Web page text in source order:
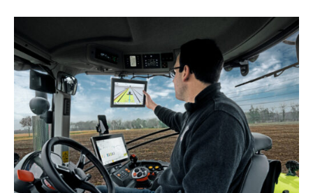
терминал
CLAAS
CEMIS
1200
улеснява
работата
с
референтни
линии
и